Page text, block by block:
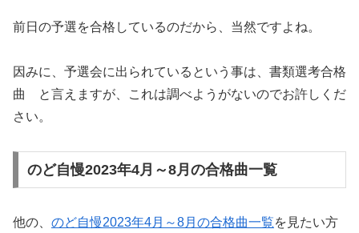
前日の予選を合格しているのだから、当然ですよね。
因みに、予選会に出られているという事は、書類選考合格
曲 と言えますが、これは調べようがないのでお許しくだ
さい。
のど自慢2023年4月～8月の合格曲一覧
他の、 のど自慢2023年4月～8月の合格曲一覧を見たい方